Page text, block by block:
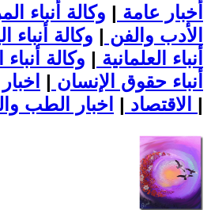
أخبار عامة | وكالة أنباء
الأدب والفن | وكالة أنباء
أنباء العلمانية | وكالة
أنباء حقوق الإنسان |
الاقتصاد | |